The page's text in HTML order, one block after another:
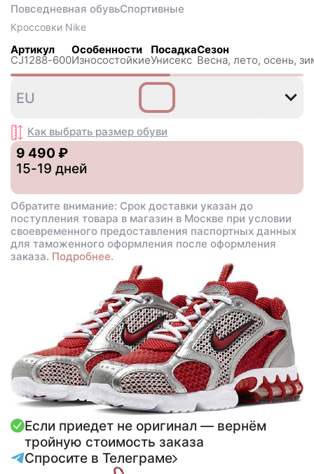
Повседневная обувьСпортивные
Кроссовки Nike
Артикул
CJ1288-600
Особенности
Износостойкие
Посадка
Унисекс
Сезон
Весна, лето, осень,
41
EU
Как выбрать размер обуви
9 490 ₽
15-19 дней
Обратите внимание: Срок доставки указан до
поступления товара в магазин в Москве при условии
своевременного предоставления паспортных данных
для таможенного оформления после оформления
заказа. Подробнее.
Если приедет не оригинал — вернём
тройную стоимость заказа
Спросите в Телеграме